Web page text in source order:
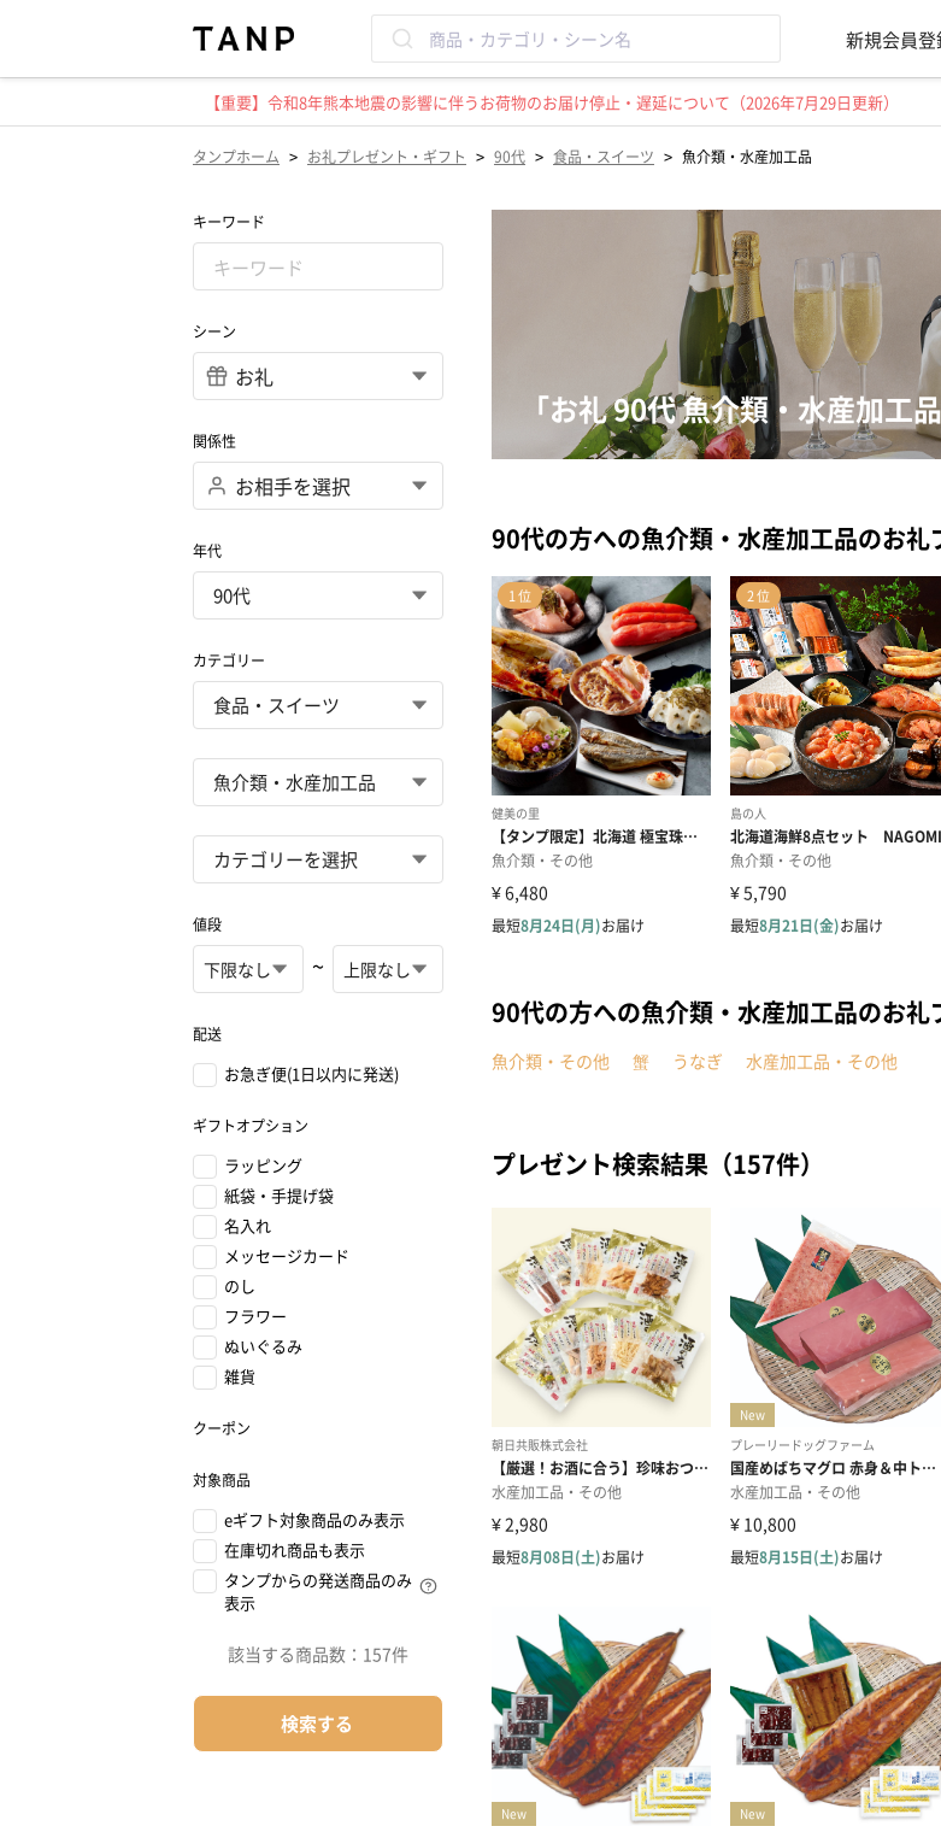
新規会員登
【重要】令和8年熊本地震の影響に伴うお荷物のお届け停止・遅延について（2026年7月29日更新）
タンプホーム > お礼プレゼント・ギフト > 90代 > 食品・スイーツ > 魚介類・水産加工品
キーワード
シーン
関係性
年代
カテゴリー
値段
~
配送
お急ぎ便(1日以内に発送)
ギフトオプション
ラッピング
紙袋・手提げ袋
名入れ
メッセージカード
のし
フラワー
ぬいぐるみ
雑貨
クーポン
対象商品
eギフト対象商品のみ表示
在庫切れ商品も表示
タンプからの発送商品のみ
表示
該当する商品数： 157件
検索する
「お礼 90代 魚介類・水産加工
90代の方への魚介類・水産加工品のお
90代の方への魚介類・水産加工品のお
魚介類・その他 蟹 うなぎ 水産加工品・その他
プレゼント検索結果（157件）